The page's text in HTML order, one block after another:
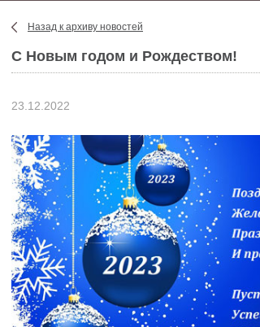
Назад к архиву новостей
С Новым годом и Рождеством!
23.12.2022